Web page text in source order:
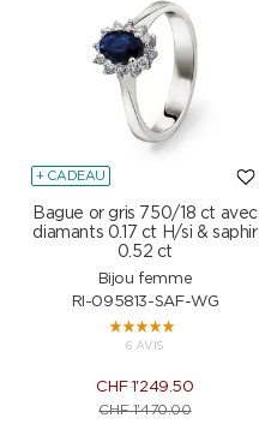
+ CADEAU
Bague or gris 750/18 ct avec
diamants 0.17 ct H/si & saphir
0.52 ct
Bijou femme
RI-095813-SAF-WG
6 AVIS
CHF1'249.50
CHF1'470.00